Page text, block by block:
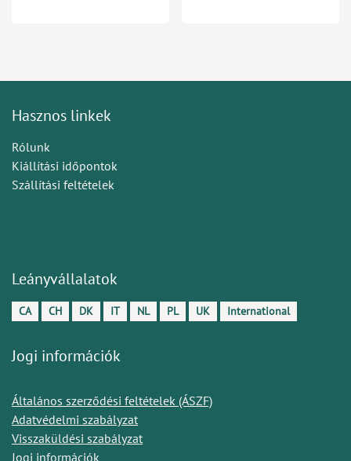
Hasznos linkek
Rólunk
Kiállítási időpontok
Szállítási feltételek
Leányvállalatok
CA CH DK IT NL PL UK International
Jogi információk
Általános szerződési feltételek (ÁSZF)
Adatvédelmi szabályzat
Visszaküldési szabályzat
Jogi információk